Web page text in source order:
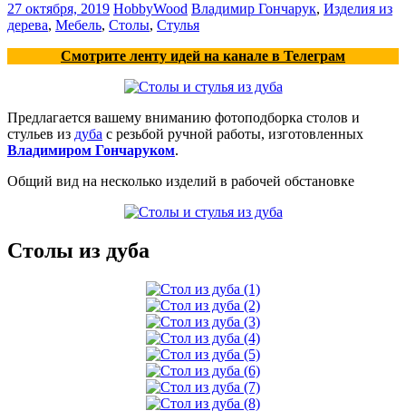
27 октября, 2019 HobbyWood Владимир Гончарук, Изделия из
дерева, Мебель, Столы, Стулья
Смотрите ленту идей на канале в Телеграм
Предлагается вашему вниманию фотоподборка столов и
стульев из дуба с резьбой ручной работы, изготовленных
Владимиром Гончаруком.
Общий вид на несколько изделий в рабочей обстановке
Столы из дуба